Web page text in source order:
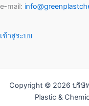
e-mail:
เข้าสู่ระบบ
Copyright © 2026 บริษั
Plastic &